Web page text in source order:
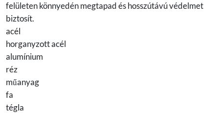
felületen könnyedén megtapad és hosszútávú védelmet
biztosít.
acél
horganyzott acél
alumínium
réz
műanyag
fa
tégla